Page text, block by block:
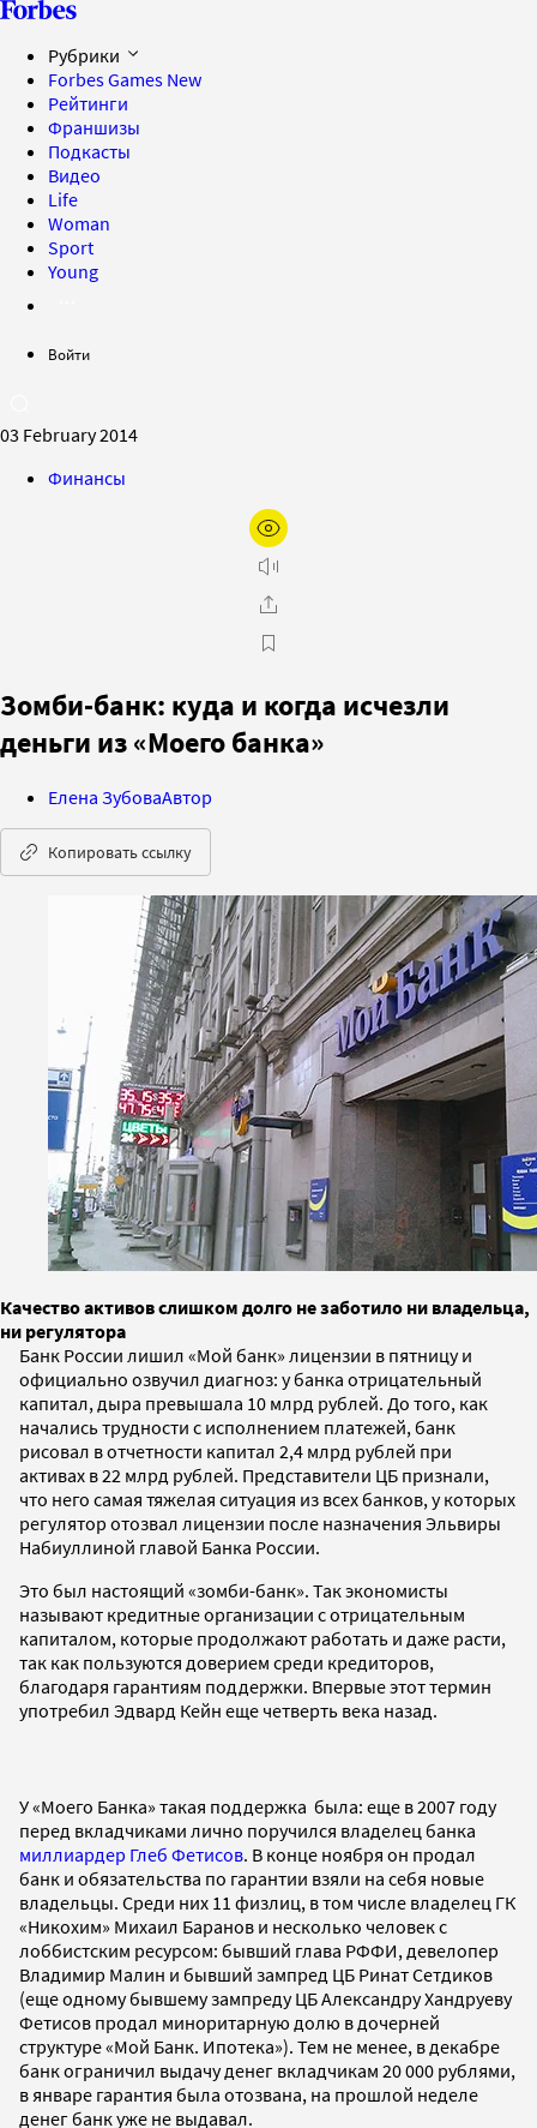
Рубрики
Forbes Games New
Рейтинги
Франшизы
Подкасты
Видео
Life
Woman
Sport
Young
Войти
03 February 2014
Финансы
Зомби-банк: куда и когда исчезли
деньги из «Моего банка»
Елена ЗубоваАвтор
Копировать ссылку
Качество активов слишком долго не заботило ни владельца,
ни регулятора
Банк России лишил «Мой банк» лицензии в пятницу и
официально озвучил диагноз: у банка отрицательный
капитал, дыра превышала 10 млрд рублей. До того, как
начались трудности с исполнением платежей, банк
рисовал в отчетности капитал 2,4 млрд рублей при
активах в 22 млрд рублей. Представители ЦБ признали,
что него самая тяжелая ситуация из всех банков, у которых
регулятор отозвал лицензии после назначения Эльвиры
Набиуллиной главой Банка России.
Это был настоящий «зомби-банк». Так экономисты
называют кредитные организации с отрицательным
капиталом, которые продолжают работать и даже расти,
так как пользуются доверием среди кредиторов,
благодаря гарантиям поддержки. Впервые этот термин
употребил Эдвард Кейн еще четверть века назад.
У «Моего Банка» такая поддержка была: еще в 2007 году
перед вкладчиками лично поручился владелец банка
миллиардер Глеб Фетисов. В конце ноября он продал
банк и обязательства по гарантии взяли на себя новые
владельцы. Среди них 11 физлиц, в том числе владелец ГК
«Никохим» Михаил Баранов и несколько человек с
лоббистским ресурсом: бывший глава РФФИ, девелопер
Владимир Малин и бывший зампред ЦБ Ринат Сетдиков
(еще одному бывшему зампреду ЦБ Александру Хандруеву
Фетисов продал миноритарную долю в дочерней
структуре «Мой Банк. Ипотека»). Тем не менее, в декабре
банк ограничил выдачу денег вкладчикам 20 000 рублями,
в январе гарантия была отозвана, на прошлой неделе
денег банк уже не выдавал.